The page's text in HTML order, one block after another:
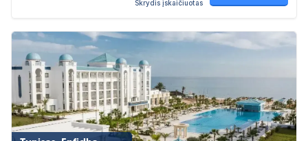
Skrydis įskaičiuotas